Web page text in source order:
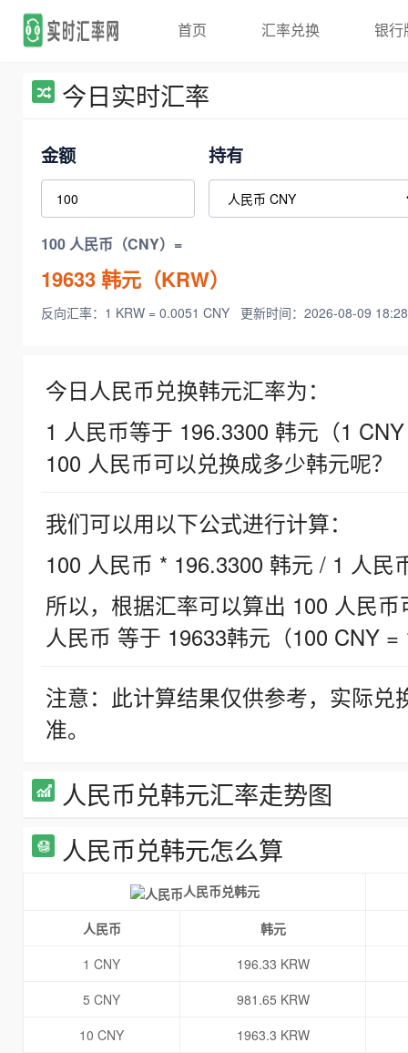
首页 汇率兑换 银行
今日实时汇率
金额 持有
100 人民币（CNY）=
19633韩元（KRW）
反向汇率：1 KRW = 0.0051 CNY 更新时间：2026-08-09
今日人民币兑换韩元汇率为：
1 人民币等于 196.3300 韩元（1
100 人民币可以兑换成多少韩元呢？
我们可以用以下公式进行计算：
100 人民币 * 196.3300 韩元 / 1 人民
所以，根据汇率可以算出 100 人民
人民币 等于 19633韩元（100 CNY =
注意：此计算结果仅供参考，实际
准。
人民币兑韩元汇率走势图
人民币兑韩元怎么算
人民币兑韩元
人民币
韩元
1 CNY
196.33 KRW
5 CNY
981.65 KRW
10 CNY
1963.3 KRW